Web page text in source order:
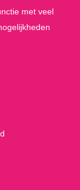
met veel